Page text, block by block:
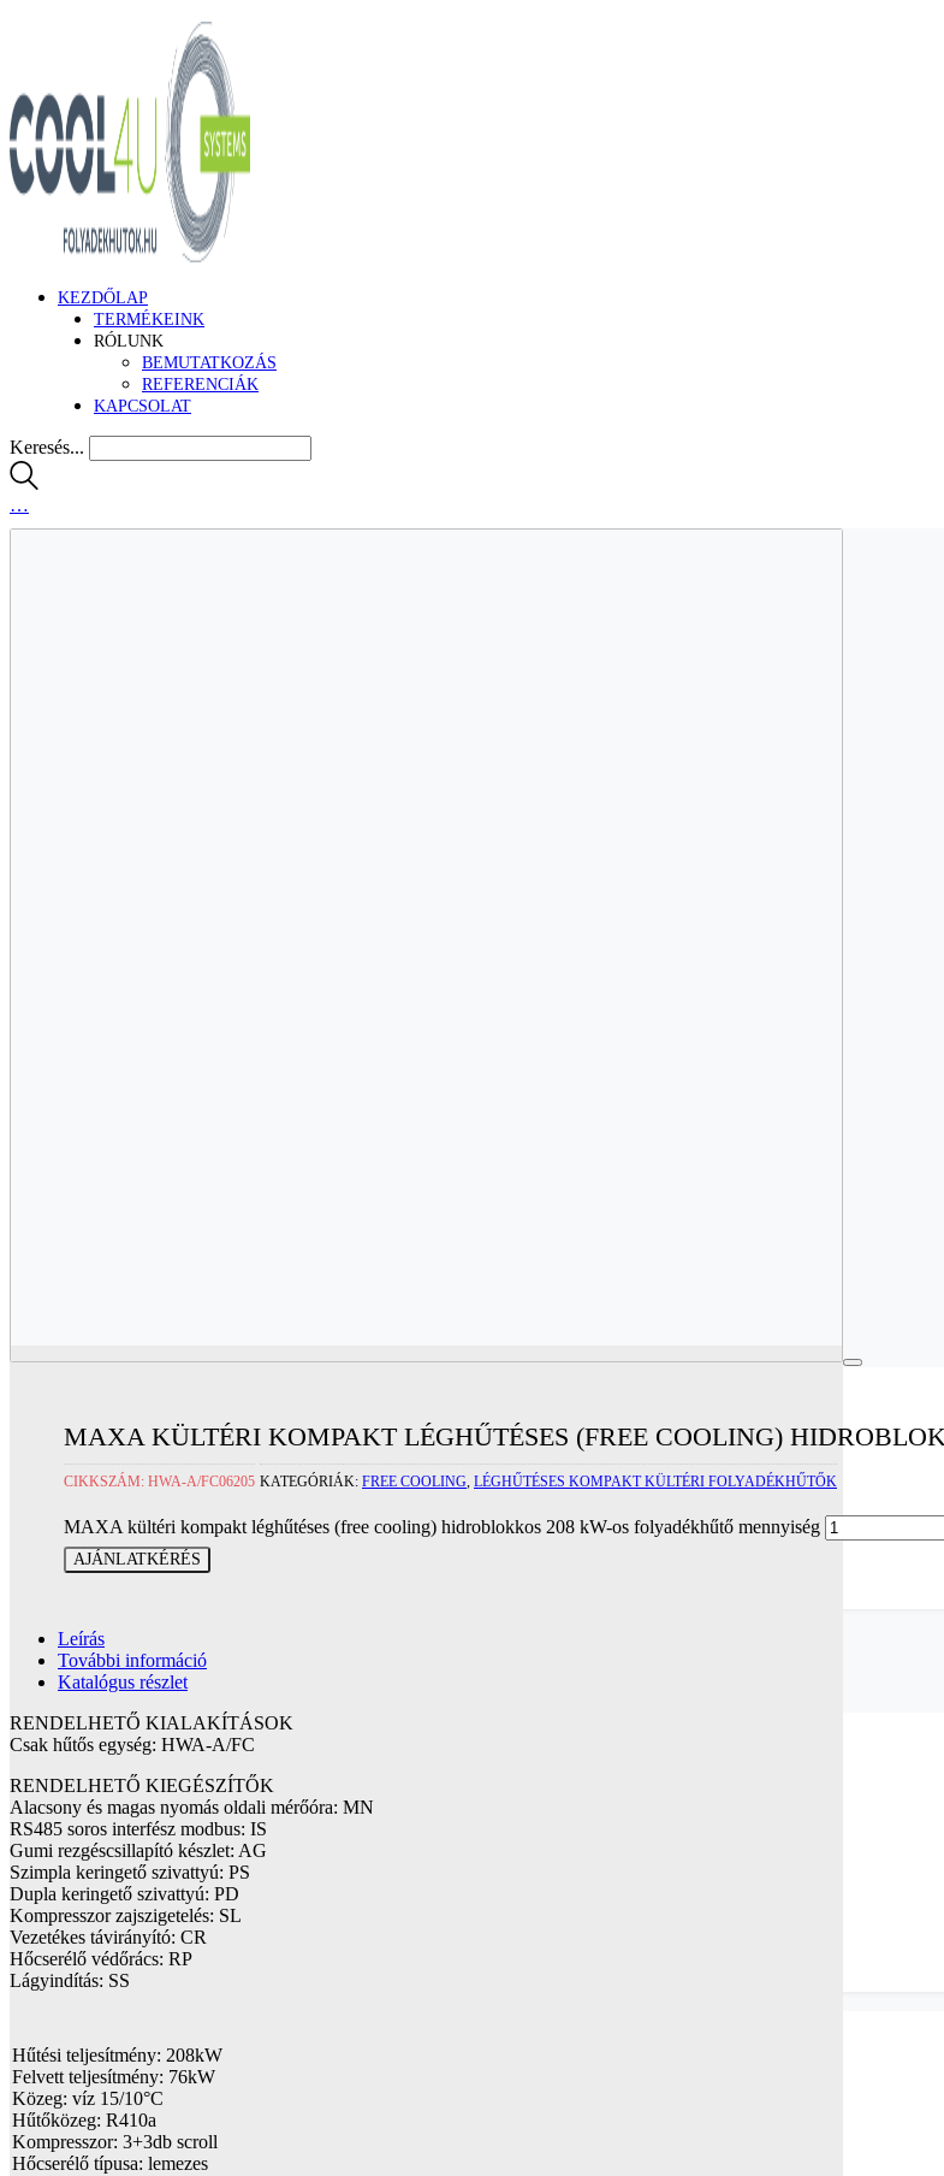
KEZDŐLAP
TERMÉKEINK
RÓLUNK
BEMUTATKOZÁS
REFERENCIÁK
KAPCSOLAT
Keresés...
…
MAXA KÜLTÉRI KOMPAKT LÉGHŰTÉSES (FREE COOLING)
CIKKSZÁM: HWA-A/FC06205 KATEGÓRIÁK: FREE COOLING, LÉGHŰTÉSES KOMPAKT KÜLTÉRI FOLYADÉKHŰTŐK
MAXA kültéri kompakt léghűtéses (free cooling) hidroblokkos 208 kW-os folyadékhűtő mennyiség
AJÁNLATKÉRÉS
Leírás
További információ
Katalógus részlet
RENDELHETŐ KIALAKÍTÁSOK
Csak hűtős egység: HWA-A/FC
RENDELHETŐ KIEGÉSZÍTŐK
Alacsony és magas nyomás oldali mérőóra: MN
RS485 soros interfész modbus: IS
Gumi rezgéscsillapító készlet: AG
Szimpla keringető szivattyú: PS
Dupla keringető szivattyú: PD
Kompresszor zajszigetelés: SL
Vezetékes távirányító: CR
Hőcserélő védőrács: RP
Lágyindítás: SS
Hűtési teljesítmény: 208kW
Felvett teljesítmény: 76kW
Közeg: víz 15/10°C
Hűtőközeg: R410a
Kompresszor: 3+3db scroll
Hőcserélő típusa: lemezes